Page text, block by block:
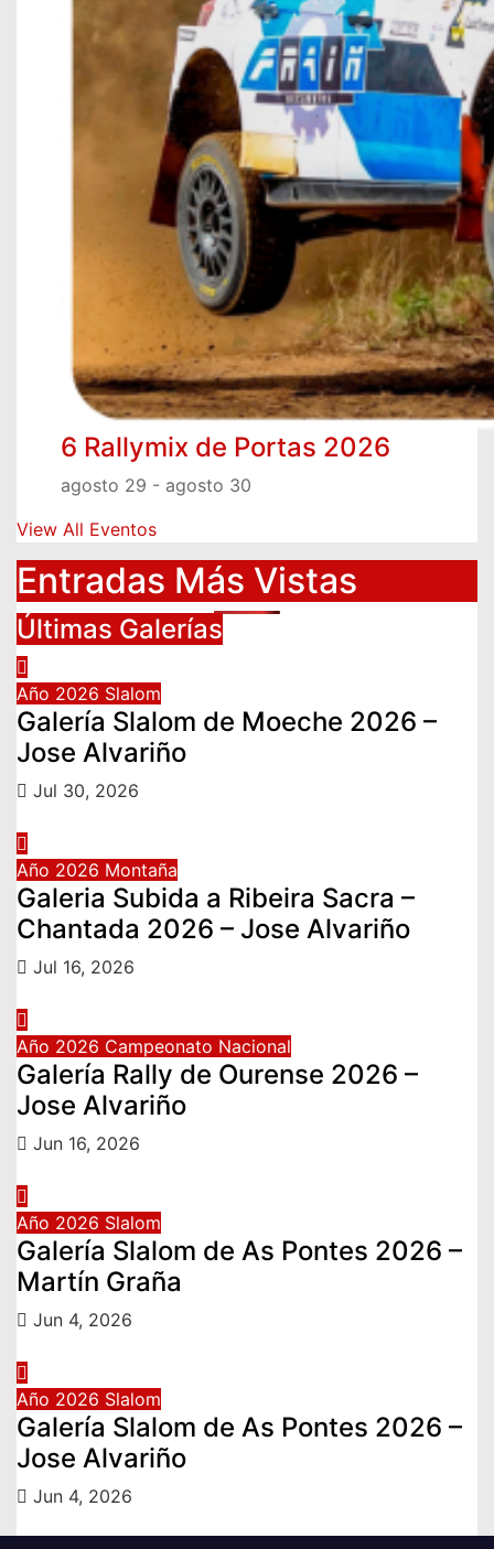
6 Rallymix de Portas 2026
agosto 29 - agosto 30
View All Eventos
Entradas Más Vistas
Últimas Galerías
Año 2026 Slalom
Galería Slalom de Moeche 2026 –
Jose Alvariño
Jul 30, 2026
Año 2026 Montaña
Galeria Subida a Ribeira Sacra –
Chantada 2026 – Jose Alvariño
Jul 16, 2026
Año 2026 Campeonato Nacional
Galería Rally de Ourense 2026 –
Jose Alvariño
Jun 16, 2026
Año 2026 Slalom
Galería Slalom de As Pontes 2026 –
Martín Graña
Jun 4, 2026
Año 2026 Slalom
Galería Slalom de As Pontes 2026 –
Jose Alvariño
Jun 4, 2026